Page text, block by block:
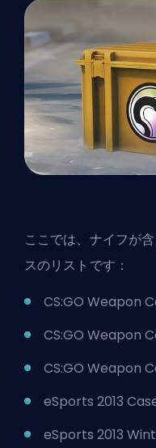
ここでは、ナイフが
スのリストです：
CS:GO Weapon
CS:GO Weapon
CS:GO Weapon
eSports 2013
eSports 2013